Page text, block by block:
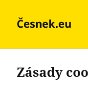
Česnek.eu
Zásady